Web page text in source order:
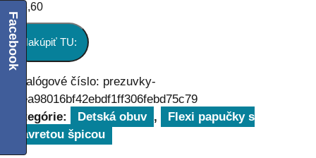
26,60
Nakúpiť TU:
Katalógové číslo: prezuvky-
4eea98016bf42ebdf1ff306febd75c79
Kategórie:
Detská obuv ,
Flexi papučky s
uzavretou špicou
Facebook